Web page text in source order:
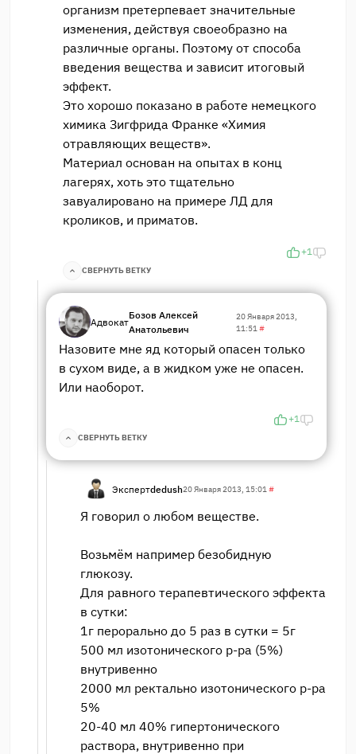
организм претерпевает значительные
изменения, действуя своеобразно на
различные органы. Поэтому от способа
введения вещества и зависит итоговый
эффект.
Это хорошо показано в работе немецкого
химика Зигфрида Франке «Химия
отравляющих веществ».
Материал основан на опытах в конц
лагерях, хоть это тщательно
завуалировано на примере ЛД для
кроликов, и приматов.
+1
СВЕРНУТЬ ВЕТКУ
Адвокат
Бозов Алексей
Анатольевич
20 Января 2013,
11:51#
Назовите мне яд который опасен только
в сухом виде, а в жидком уже не опасен.
Или наоборот.
+1
СВЕРНУТЬ ВЕТКУ
Экспертdedush20 Января 2013, 15:01#
Я говорил о любом веществе.
Возьмём например безобидную
глюкозу.
Для равного терапевтического эффекта
в сутки:
1г перорально до 5 раз в сутки = 5г
500 мл изотонического р-ра (5%)
внутривенно
2000 мл ректально изотонического р-ра
5%
20-40 мл 40% гипертонического
раствора, внутривенно при